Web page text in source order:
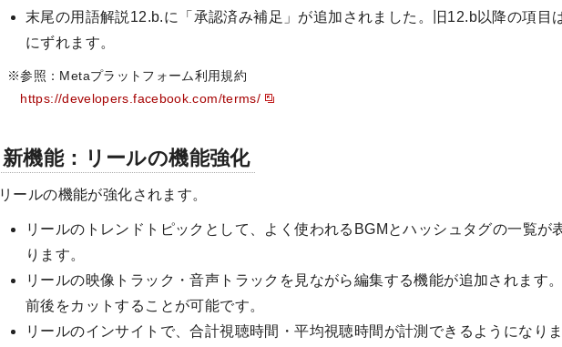
末尾の用語解説12.b.に「承認済み補足」が追加されました。旧12.b以降の項目
にずれます。
※参照：Metaプラットフォーム利用規約
https://developers.facebook.com/terms/
新機能：リールの機能強化
リールの機能が強化されます。
リールのトレンドトピックとして、よく使われるBGMとハッシュタグの一覧が
ります。
リールの映像トラック・音声トラックを見ながら編集する機能が追加されます
前後をカットすることが可能です。
リールのインサイトで、合計視聴時間・平均視聴時間が計測できるようになり